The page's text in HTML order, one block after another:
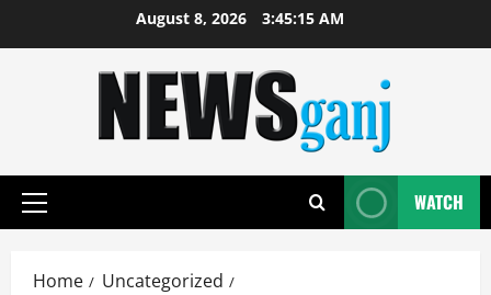
August 8, 2026 3:45:15 AM
Primary
WATCH
Home
Uncategorized